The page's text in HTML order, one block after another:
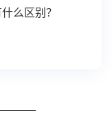
么区别？